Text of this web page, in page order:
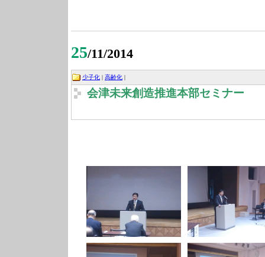
25/11/2014
少子化 高齢化
会津未来創造推進本部セミナー